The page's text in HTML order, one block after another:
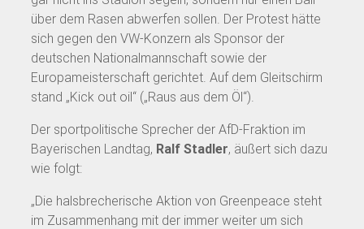
über dem Rasen abwerfen sollen. Der Protest hätte
sich gegen den VW-Konzern als Sponsor der
deutschen Nationalmannschaft sowie der
Europameisterschaft gerichtet. Auf dem Gleitschirm
stand „Kick out oil“ („Raus aus dem Öl“).
Der sportpolitische Sprecher der AfD-Fraktion im
Bayerischen Landtag, Ralf Stadler, äußert sich dazu
wie folgt:
„Die halsbrecherische Aktion von Greenpeace steht
im Zusammenhang mit der immer weiter um sich